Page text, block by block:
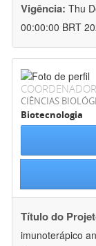
Vigência: Thu
00:00:00 BRT
CIÊNCIAS
Biotecnologia
Título do
imunoterápico